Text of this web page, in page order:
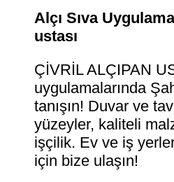
Alçı Sıva
ustası
ÇİVRİL ALÇIPAN
uygulamalarında
tanışın! Duvar ve
yüzeyler, kaliteli
işçilik. Ev ve iş
için bize ulaşın!